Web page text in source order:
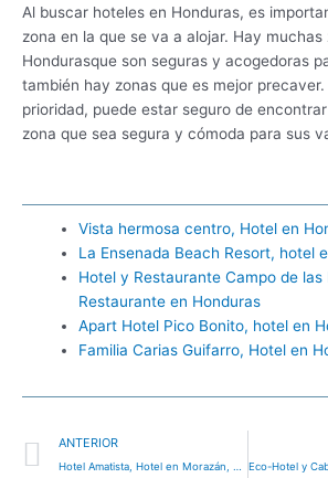
Al buscar hoteles en Honduras, es
zona en la que se va a alojar. Hay muchas
Hondurasque son seguras y acogedoras
también hay zonas que es mejor
prioridad, puede estar seguro de
zona que sea segura y cómoda para sus
Vista hermosa centro, Hotel en
La Ensenada Beach Resort, hotel
Hotel y Restaurante Campo de las
Restaurante en Honduras
Apart Hotel Pico Bonito, hotel en
Familia Carias Guifarro, Hotel en
Ant
ANTERIOR